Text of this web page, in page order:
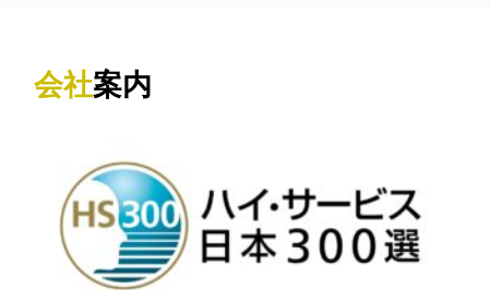
会社案内